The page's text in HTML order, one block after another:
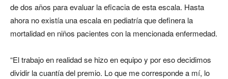
de dos años para evaluar la eficacia de esta escala. Hasta
ahora no existía una escala en pediatría que definera la
mortalidad en niños pacientes con la mencionada enfermedad.
“El trabajo en realidad se hizo en equipo y por eso decidimos
dividir la cuantía del premio. Lo que me corresponde a mí, lo